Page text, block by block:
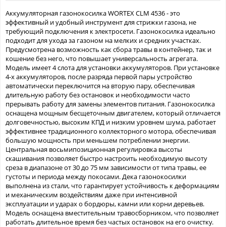
Аккумуляторная газонокосилка WORTEX CLM 4536 - это
эффективный и удобный инструмент для стрижки газона, не
требующий подключения к электросети. Газонокосилка идеально
подходит для ухода за газоном на мелких и средних участках.
Предусмотрена возможность как сбора травы в контейнер, так и
кошение без него, что повышает универсальность агрегата.
Модель имеет 4 слота для установки аккумуляторов. При установке
4-х аккумуляторов, после разряда первой пары устройство
автоматически переключится на вторую пару, обеспечивая
длительную работу без остановок и необходимости часто
прерывать работу для замены элементов питания. Газонокосилка
оснащена мощным бесщеточным двигателем, который отличается
долговечностью, высоким КПД и низким уровнем шума, работает
эффективнее традиционного коллекторного мотора, обеспечивая
большую мощность при меньшем потреблении энергии.
Центральная восьмипозиционная регулировка высоты
скашивания позволяет быстро настроить необходимую высоту
среза в диапазоне от 30 до 75 мм зависимости от типа травы, ее
густоты и периода между покосами. Дека газонокосилки
выполнена из стали, что гарантирует устойчивость к деформациям
и механическим воздействиям даже при интенсивной
эксплуатации и ударах о бордюры, камни или корни деревьев.
Модель оснащена вместительным травосборником, что позволяет
работать длительное время без частых остановок на его очистку.